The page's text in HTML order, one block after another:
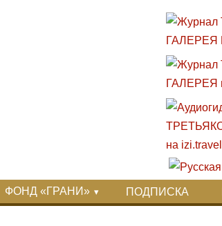
ФОНД «ГРАНИ» ПОДПИСКА